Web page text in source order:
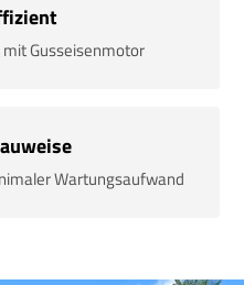
Gusseisenmotor
Wartungsaufwand